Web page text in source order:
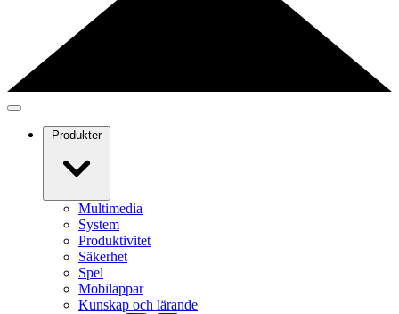
Produkter
Multimedia
System
Produktivitet
Säkerhet
Spel
Mobilappar
Kunskap och lärande